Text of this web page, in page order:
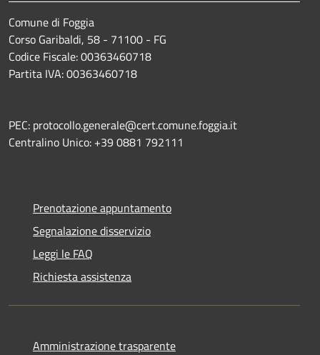
Comune di Foggia
Corso Garibaldi, 58 - 71100 - FG
Codice Fiscale: 00363460718
Partita IVA: 00363460718
PEC: protocollo.generale@cert.comune.foggia.it
Centralino Unico: +39 0881 792111
Prenotazione appuntamento
Segnalazione disservizio
Leggi le FAQ
Richiesta assistenza
Amministrazione trasparente